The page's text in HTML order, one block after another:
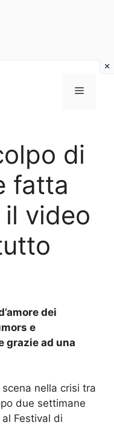
Menu
di
fatta
video
dei
e
grazie ad una
nella crisi tra
due settimane
Festival di